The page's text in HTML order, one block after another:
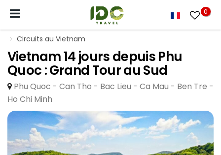
0
Circuits au Vietnam
Vietnam 14 jours depuis Phu
Quoc : Grand Tour au Sud
Phu Quoc - Can Tho - Bac Lieu - Ca Mau - Ben Tre -
Ho Chi Minh